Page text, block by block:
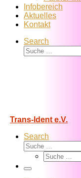
Infobereich
Aktuelles
Kontakt
Search
Suche
Trans-Ident e.V.
Search
Suche
Suche
Menü